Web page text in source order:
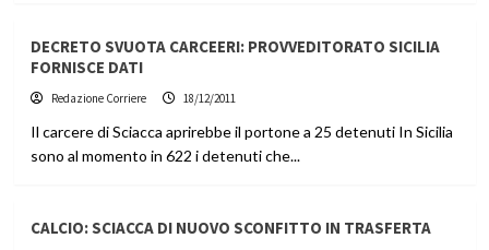
DECRETO SVUOTA CARCEERI: PROVVEDITORATO SICILIA
FORNISCE DATI
Redazione Corriere 18/12/2011
Il carcere di Sciacca aprirebbe il portone a 25 detenuti In Sicilia
sono al momento in 622 i detenuti che...
CALCIO: SCIACCA DI NUOVO SCONFITTO IN TRASFERTA